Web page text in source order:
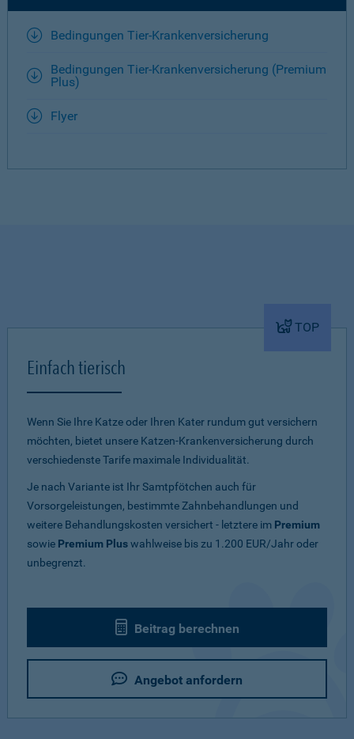
Bedingungen Tier-Krankenversicherung
Bedingungen Tier-Krankenversicherung (Premium
Plus)
Flyer
TOP
Einfach tierisch
Wenn Sie Ihre Katze oder Ihren Kater rundum gut versichern
möchten, bietet unsere Katzen-Krankenversicherung durch
verschiedenste Tarife maximale Individualität.
Je nach Variante ist Ihr Samtpfötchen auch für
Vorsorgeleistungen, bestimmte Zahnbehandlungen und
weitere Behandlungskosten versichert - letztere im Premium
sowie Premium Pluswahlweise bis zu 1.200 EUR/Jahr oder
unbegrenzt.
Beitrag berechnen
Angebot anfordern